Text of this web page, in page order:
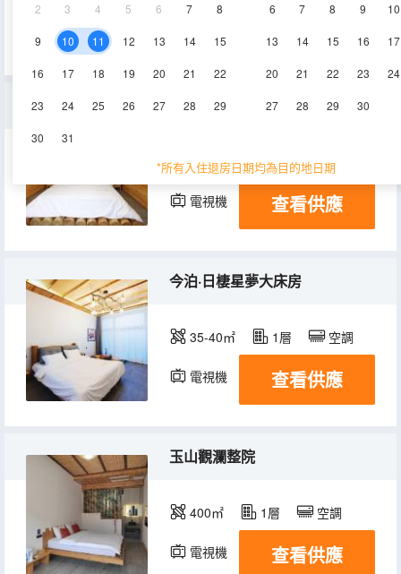
2 3 4 5 6 7 8
9 10 11 12 13 14 15
16 17 18 19 20 21 22
23 24 25 26 27 28 29
30 31
6 7 8 9 10
13 14 15 16 17
20 21 22 23 24
27 28 29 30
*所有入住退房日期均為目的地日期
芝蘭·清風雲居大床房
20-25㎡ 1層 空調
電視機 查看供應
今泊·日棲星夢大床房
35-40㎡ 1層 空調
電視機 查看供應
玉山觀瀾整院
400㎡ 1層 空調
電視機 查看供應